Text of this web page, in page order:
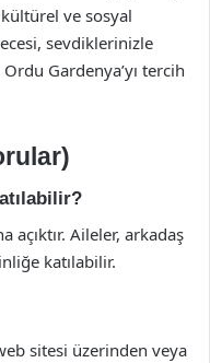
ve sosyal
sevdiklerinizle
Gardenya’yı tercih
açıktır. Aileler, arkadaş
katılabilir.
sitesi üzerinden veya